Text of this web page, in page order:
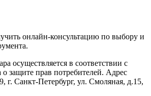
онлайн-консультацию по выбору и
осуществляется в соответствии с
защите прав потребителей. Адрес
г. Санкт-Петербург, ул. Смоляная, д.15,